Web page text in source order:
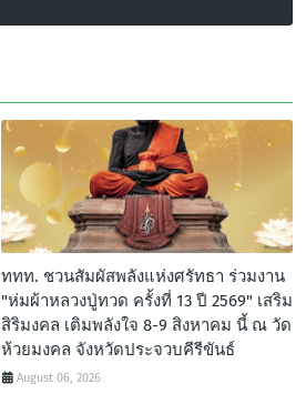
ททท. ชวนสัมผัสพลังแห่งศรัทธา ร่วมงาน
"ห่มผ้าหลวงปู่ทวด ครั้งที่ 13 ปี 2569" เสริม
สิริมงคล เติมพลังใจ 8-9 สิงหาคม นี้ ณ วัด
ห้วยมงคล จังหวัดประจวบคีรีขันธ์
August 06, 2026